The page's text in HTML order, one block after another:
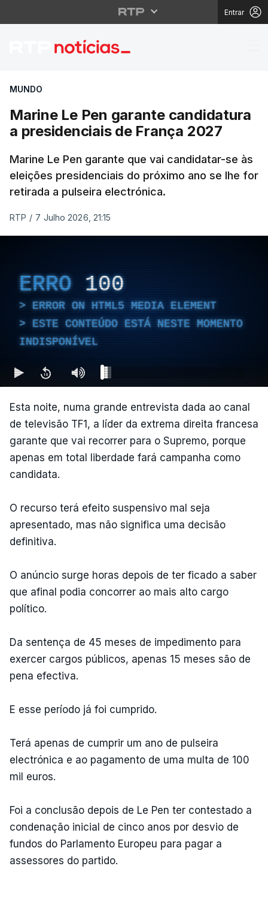
Entrar
Marine Le Pen
MUNDO
Marine Le Pen garante candidatura
a presidenciais de França 2027
Marine Le Pen garante que vai candidatar-se às
eleições presidenciais do próximo ano se lhe for
retirada a pulseira electrónica.
RTP / 7 Julho 2026, 21:15
ERRO 100
ERROR ON HTML5 MEDIA ELEMENT
ESTE CONTEÚDO ESTÁ NESTE MOMENTO
INDISPONÍVEL
Esta noite, numa grande entrevista dada ao canal
de televisão TF1, a líder da extrema direita francesa
garante que vai recorrer para o Supremo, porque
apenas em total liberdade fará campanha como
candidata.
O recurso terá efeito suspensivo mal seja
apresentado, mas não significa uma decisão
definitiva.
O anúncio surge horas depois de ter ficado a saber
que afinal podia concorrer ao mais alto cargo
político.
Da sentença de 45 meses de impedimento para
exercer cargos públicos, apenas 15 meses são de
pena efectiva.
E esse período já foi cumprido.
Terá apenas de cumprir um ano de pulseira
electrónica e ao pagamento de uma multa de 100
mil euros.
Foi a conclusão depois de Le Pen ter contestado a
condenação inicial de cinco anos por desvio de
fundos do Parlamento Europeu para pagar a
assessores do partido.